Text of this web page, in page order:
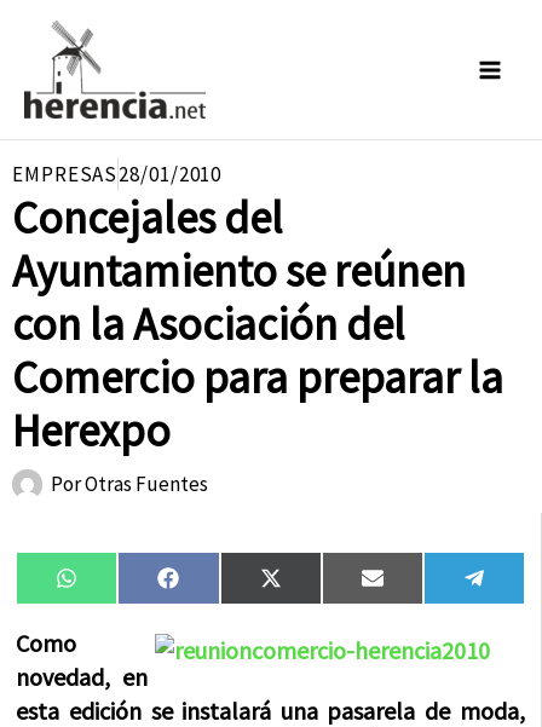
contenido
EMPRESAS28/01/2010
Concejales del
Ayuntamiento se reúnen
con la Asociación del
Comercio para preparar la
Herexpo
PorOtras Fuentes
Compartir
en
WhatsAppCompartir
en
FacebookCompartir
en
X
(Twitter)
Compartir
en
Email
en
Como
novedad, en
esta edición se instalará una pasarela de moda,